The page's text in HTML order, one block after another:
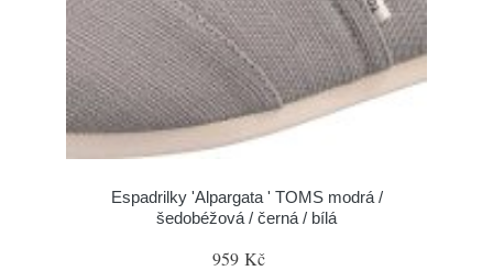
Espadrilky 'Alpargata ' TOMS modrá /
šedobéžová / černá / bílá
959 Kč